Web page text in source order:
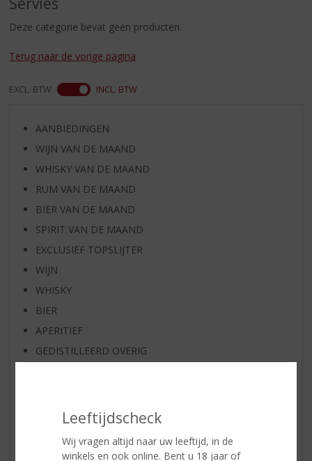
r
n
n
Leeftijdscheck
Wij vragen altijd naar uw leeftijd, in de
winkels en ook online. Bent u 18 jaar of
Deze categorie bevat geen producten.
Terug naar de vorige pagina
EXCL. BTW INCL. BTW
AANBIEDINGEN
WIJN VAN DE MAAND
WHISKY VAN DE MAAND
RUM VAN DE MAAND
BIER VAN DE MAAND
SPIRIT VAN DE MAAND
EXCLUSIEF TOPSLIJTER
WIJN
WHISKY
BIER
APERITIEF
GEDISTILLEERD OVERIG
FRISDRANK
GESCHENKVERPAKKING